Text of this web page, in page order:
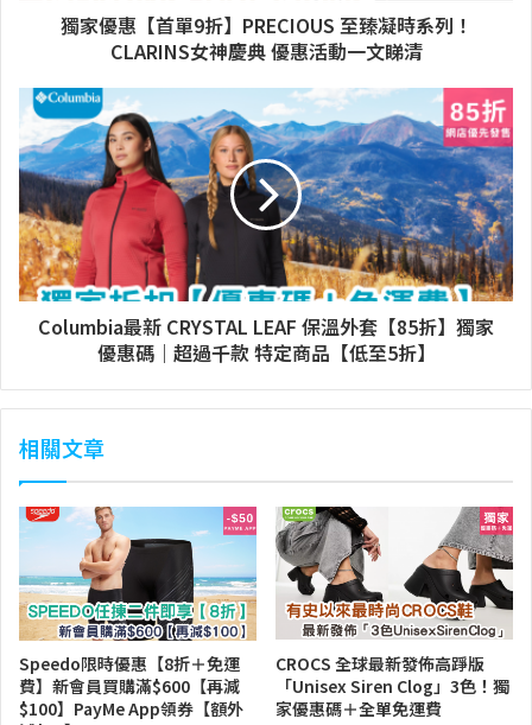
獨家優惠【首單9折】PRECIOUS 至臻凝時系列！
CLARINS女神慶典 優惠活動一文睇清
Columbia最新 CRYSTAL LEAF 保溫外套【85折】獨家
優惠碼｜超過千款 特定商品【低至5折】
相關文章
Speedo限時優惠【8折＋免運
費】新會員買購滿$600【再減
$100】PayMe App領券【額外
CROCS 全球最新發佈高踭版
「Unisex Siren Clog」3色！獨
家優惠碼＋全單免運費